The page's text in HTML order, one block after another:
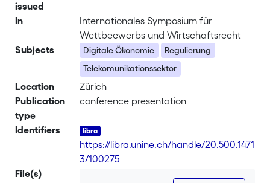
issued
In
Internationales Symposium für
Wettbeewerbs und Wirtschaftsrecht
Subjects
Digitale Ökonomie
Regulierung
Telekomunikationssektor
Location
Zürich
Publication
type
conference presentation
Identifiers
https://libra.unine.ch/handle/20.500.1471
3/100275
File(s)